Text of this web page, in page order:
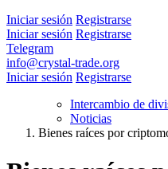
Iniciar sesión Registrarse
Iniciar sesión Registrarse
Telegram
info@crystal-trade.org
Iniciar sesión Registrarse
Intercambio de
Noticias
Bienes raíces por